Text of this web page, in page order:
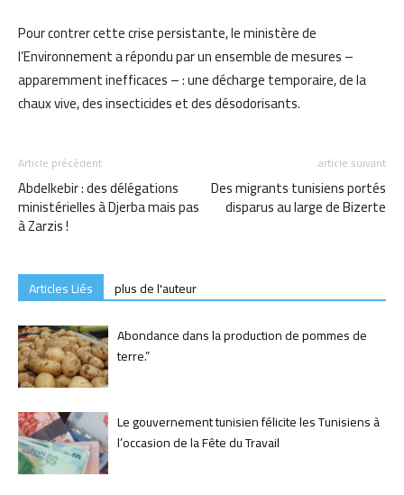
Pour contrer cette crise persistante, le ministère de
l’Environnement a répondu par un ensemble de mesures –
apparemment inefficaces – : une décharge temporaire, de la
chaux vive, des insecticides et des désodorisants.
Article précédent
Abdelkebir : des délégations
ministérielles à Djerba mais pas
à Zarzis !
article suivant
Des migrants tunisiens portés
disparus au large de Bizerte
Articles Liés
plus de l'auteur
Abondance dans la production de pommes de
terre.”
Le gouvernement tunisien félicite les Tunisiens à
l’occasion de la Fête du Travail